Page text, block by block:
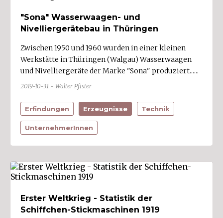
"Sona" Wasserwaagen- und
Nivelliergerätebau in Thüringen
Zwischen 1950 und 1960 wurden in einer kleinen
Werkstätte in Thüringen (Walgau) Wasserwaagen
und Nivelliergeräte der Marke "Sona" produziert......
2019-10-31 - Walter Pfister
Erfindungen Erzeugnisse Technik
UnternehmerInnen
Erster Weltkrieg - Statistik der
Schiffchen-Stickmaschinen 1919